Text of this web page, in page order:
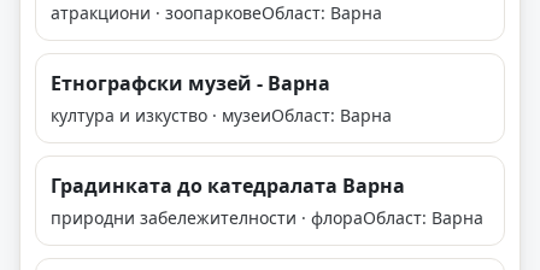
атракциони · зоопарковеОбласт: Варна
Етнографски музей - Варна
култура и изкуство · музеиОбласт: Варна
Градинката до катедралата Варна
природни забележителности · флораОбласт: Варна